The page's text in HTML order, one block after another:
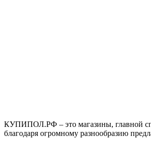
КУПИПОЛ.РФ – это магазины, главной
благодаря огромному разнообразию